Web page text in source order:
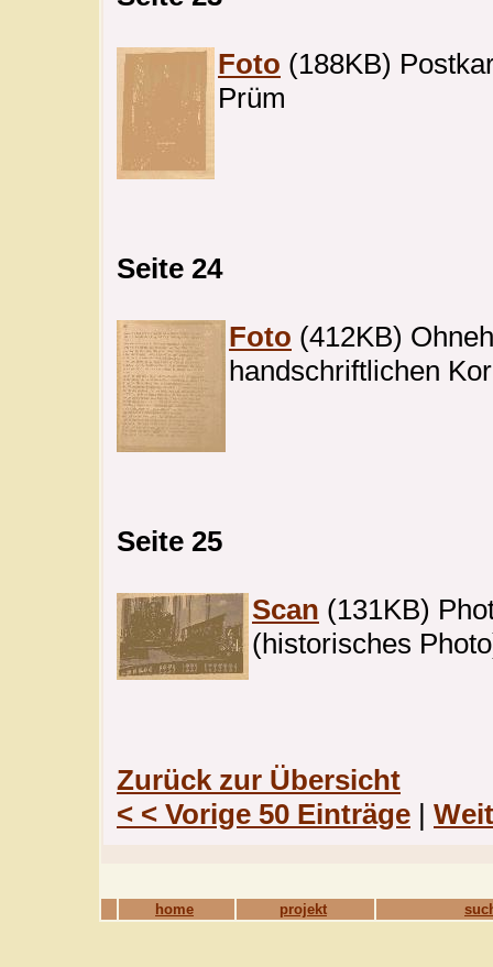
Foto (188KB)
Prüm
Seite 24
Foto (412KB)
handschriftlichen
Seite 25
Scan (131KB)
(historisches
Zurück zur Übersicht
< < Vorige 50 Einträge |
home projekt